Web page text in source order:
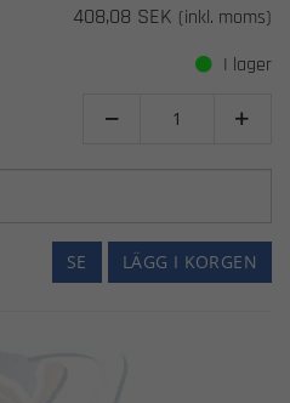
408,08 SEK (inkl. moms)
I lager
 
LÄGG I KORGEN
SE